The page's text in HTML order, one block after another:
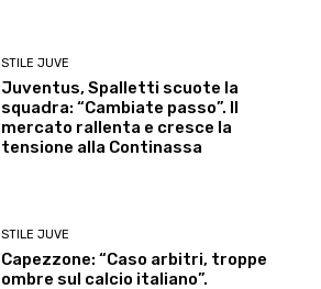
STILE JUVE
Juventus, Spalletti scuote la
squadra: “Cambiate passo”. Il
mercato rallenta e cresce la
tensione alla Continassa
STILE JUVE
Capezzone: “Caso arbitri, troppe
ombre sul calcio italiano”.